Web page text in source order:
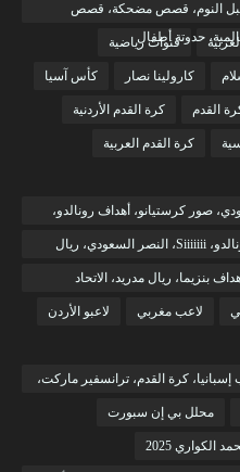
النوم، قصص مضحكة، قصص
حدوتة أطفال
قنوات رياضية
كارولينا نصار كأس آسيا
القدم كرة القدم الأردنية
كرة القدم العربية
صور كرستيانو، أهداف رونالدو،
كريستيانو رونالدو، كرة القدم، أهداف رونالدو، Siiiiiii، النصر السعودي، ريال
بنزيما، ريال مدريد، الاتحاد
لاعب مغربي لاعبو الأردن
كرة القدم، ترانسفير ماركت،
محلل بي إن سبورت
الكواري 2025